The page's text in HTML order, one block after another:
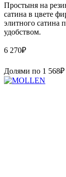
Простыня на
сатина в цвете
элитного сатина
удобством.
6 270₽
Долями по 1 568₽